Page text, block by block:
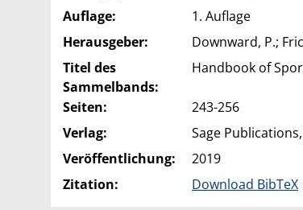
Auflage:
1. Auflage
Herausgeber:
Downward, P.;
Titel des
Sammelbands:
Handbook of
Seiten:
243-256
Verlag:
Sage
Veröffentlichung:
2019
Zitation:
Download BibTeX